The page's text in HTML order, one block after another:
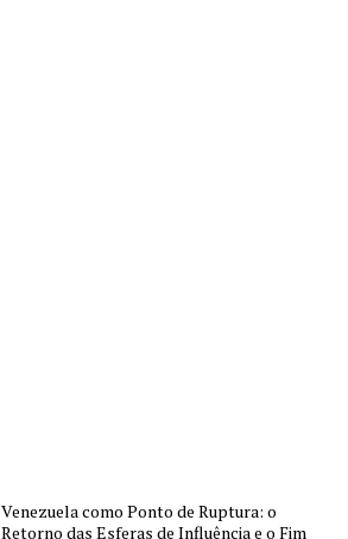
Venezuela como Ponto de Ruptura: o
Retorno das Esferas de Influência e o Fim